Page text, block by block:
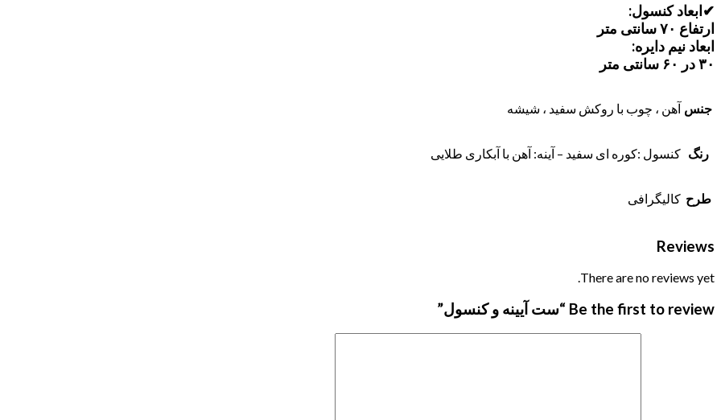
✔ابعاد کنسول:
ارتفاع ۷۰ سانتی متر
ابعاد نیم دایره:
۳۰ در ۶۰ سانتی متر
جنس آهن ، چوب با روکش سفید ، شیشه
رنگ کنسول :کوره ای سفید – آینه: آهن با آبکاری طلایی
طرح کالیگرافی
Reviews
There are no reviews yet.
Be the first to review “ست آیینه و کنسول”